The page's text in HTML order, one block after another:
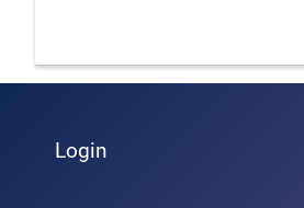
Login